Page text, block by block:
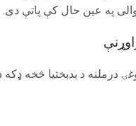
په عین حال کې پاتې دی.
درملنه د بدبختیا څخه ډکه